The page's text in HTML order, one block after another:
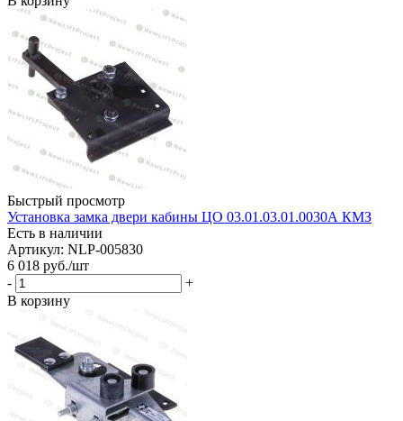
Быстрый просмотр
Установка замка двери кабины ЦО 03.01.03.01.0030А КМЗ
Есть в наличии
Артикул: NLP-005830
6 018 руб./шт
-
+
В корзину